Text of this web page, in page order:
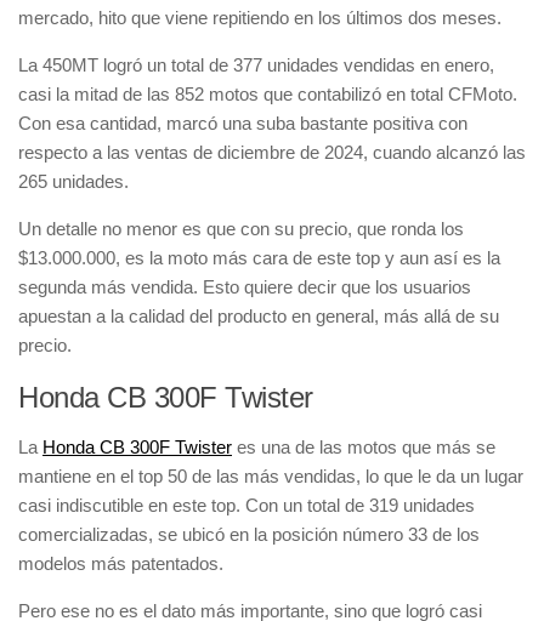
mercado, hito que viene repitiendo en los últimos dos meses.
La 450MT logró un total de 377 unidades vendidas en enero,
casi la mitad de las 852 motos que contabilizó en total CFMoto.
Con esa cantidad, marcó una suba bastante positiva con
respecto a las ventas de diciembre de 2024, cuando alcanzó las
265 unidades.
Un detalle no menor es que con su precio, que ronda los
$13.000.000, es la moto más cara de este top y aun así es la
segunda más vendida. Esto quiere decir que los usuarios
apuestan a la calidad del producto en general, más allá de su
precio.
Honda CB 300F Twister
La Honda CB 300F Twister es una de las motos que más se
mantiene en el top 50 de las más vendidas, lo que le da un lugar
casi indiscutible en este top. Con un total de 319 unidades
comercializadas, se ubicó en la posición número 33 de los
modelos más patentados.
Pero ese no es el dato más importante, sino que logró casi